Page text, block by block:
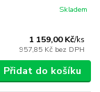
1 159,00 Kč/ks
957,85 Kč bez DPH
Skladem
Přidat do košíku